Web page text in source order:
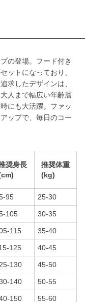
の登場。フード付き
ットになっており、
求したデザインは、
人まで幅広い年齢層
にも大活躍。ファッ
ップで、毎日のコー
奨身長
推奨体重
(kg)
95 25-30
105 30-35
115 35-40
125 40-45
130 45-50
140 50-55
150 55-60